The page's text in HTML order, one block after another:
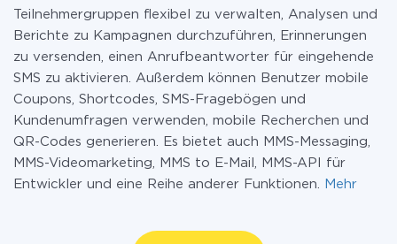
Teilnehmergruppen flexibel zu verwalten, Analysen und
Berichte zu Kampagnen durchzuführen, Erinnerungen
zu versenden, einen Anrufbeantworter für eingehende
SMS zu aktivieren. Außerdem können Benutzer mobile
Coupons, Shortcodes, SMS-Fragebögen und
Kundenumfragen verwenden, mobile Recherchen und
QR-Codes generieren. Es bietet auch MMS-Messaging,
MMS-Videomarketing, MMS to E-Mail, MMS-API für
Entwickler und eine Reihe anderer Funktionen.
Mehr